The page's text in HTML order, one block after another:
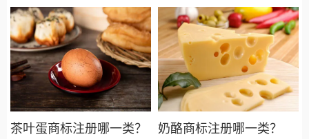
粉商标注册资料和商标注册证书
有效期等资料整理出来。
商标注册资料和商标注册证书有
效期等资料整理出来。
茶叶蛋商标注册哪一类？ 奶酪商标注册哪一类？